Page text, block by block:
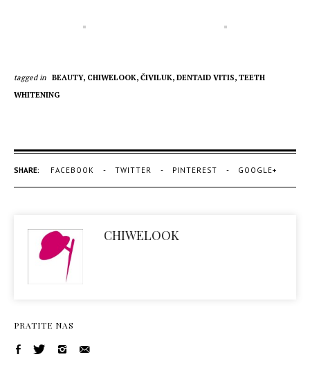
tagged in BEAUTY, CHIWELOOK, ČIVILUK, DENTAID VITIS, TEETH
WHITENING
SHARE: FACEBOOK TWITTER PINTEREST GOOGLE+
CHIWELOOK
PRATITE NAS